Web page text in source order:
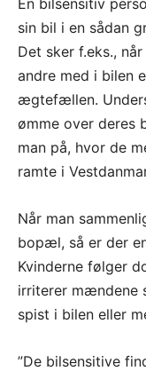
sin bil i en sådan
Det sker f.eks.,
andre med i bilen
ægtefællen.
ømme over deres
man på, hvor de
ramte i
Når man
bopæl, så er der
Kvinderne følger
irriterer mændene
spist i bilen eller
”De bilsensitive